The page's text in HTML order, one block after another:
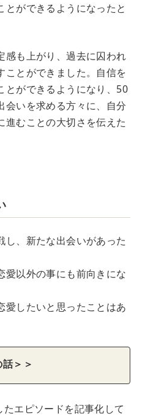
とができるようになったと
感も上がり、過去に囚われ
ことができました。自信を
とができるようになり、50
会いを求める方々に、自分
進むことの大切さを伝えた
し、新たな出会いがあった
愛以外の事にも前向きにな
愛したいと思ったことはあ
話＞＞
エピソードを記事化して